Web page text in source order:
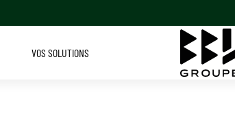
VOS SOLUTIONS